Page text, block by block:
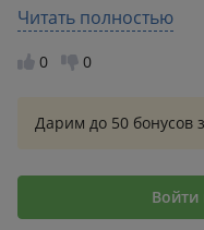
книге достаточно
музыканта, его
творчестве, в
книги оценил бы
Читать полностью
0 0
Дарим до 50 бонусов
Войти